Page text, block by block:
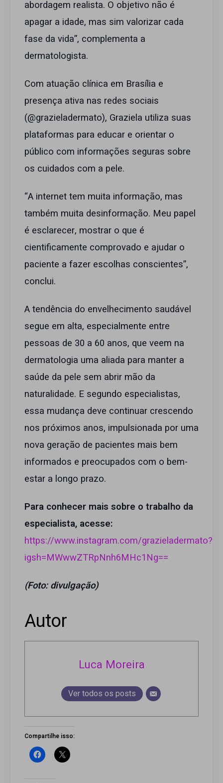
abordagem realista. O objetivo não é
apagar a idade, mas sim valorizar cada
fase da vida”, complementa a
dermatologista.
Com atuação clínica em Brasília e
presença ativa nas redes sociais
(@grazieladermato), Graziela utiliza suas
plataformas para educar e orientar o
público com informações seguras sobre
os cuidados com a pele.
“A internet tem muita informação, mas
também muita desinformação. Meu papel
é esclarecer, mostrar o que é
cientificamente comprovado e ajudar o
paciente a fazer escolhas conscientes”,
conclui.
A tendência do envelhecimento saudável
segue em alta, especialmente entre
pessoas de 30 a 60 anos, que veem na
dermatologia uma aliada para manter a
saúde da pele sem abrir mão da
naturalidade. E segundo especialistas,
essa mudança deve continuar crescendo
nos próximos anos, impulsionada por uma
nova geração de pacientes mais bem
informados e preocupados com o bem-
estar a longo prazo.
Para conhecer mais sobre o trabalho da
especialista, acesse:
https://www.instagram.com/grazieladermato?
igsh=MWwwZTRpNnh6MHc1Ng==
(Foto: divulgação)
Autor
Luca Moreira
Ver todos os posts
Compartilhe isso: